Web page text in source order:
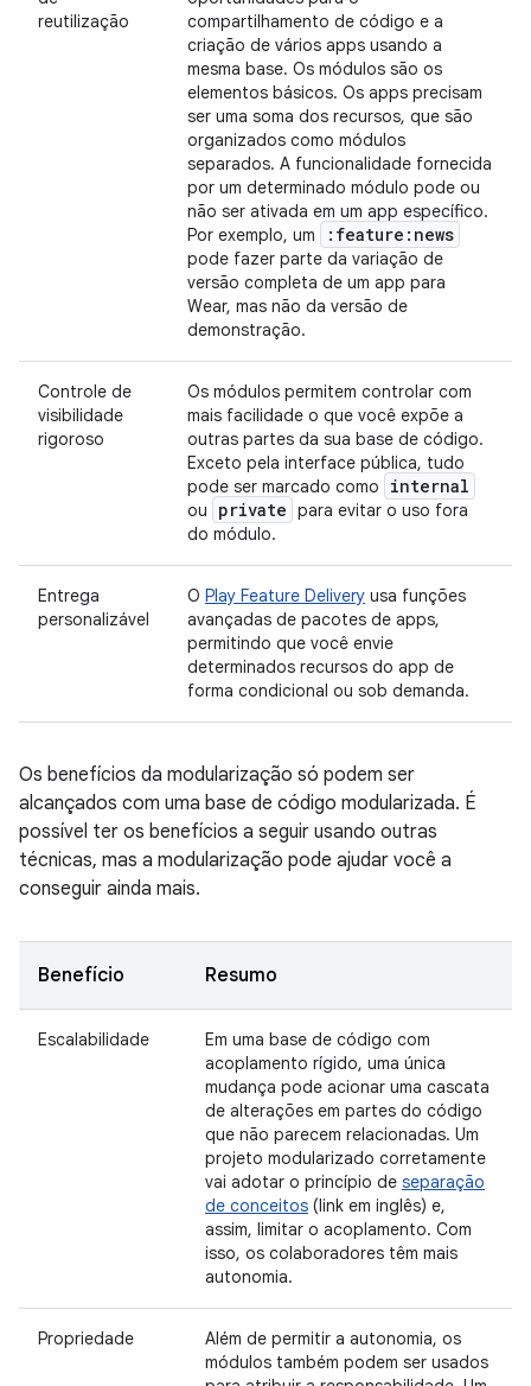
reutilização
compartilhamento de código e a
criação de vários apps usando a
mesma base. Os módulos são os
elementos básicos. Os apps precisam
ser uma soma dos recursos, que são
organizados como módulos
separados. A funcionalidade fornecida
por um determinado módulo pode ou
não ser ativada em um app específico.
Por exemplo, um
:feature:news
pode fazer parte da variação de
versão completa de um app para
Wear, mas não da versão de
demonstração.
Controle de
visibilidade
rigoroso
Os módulos permitem controlar com
mais facilidade o que você expõe a
outras partes da sua base de código.
Exceto pela interface pública, tudo
pode ser marcado como
internal
ou private para evitar o uso fora
do módulo.
Entrega
personalizável
O Play Feature Delivery usa funções
avançadas de pacotes de apps,
permitindo que você envie
determinados recursos do app de
forma condicional ou sob demanda.
Os benefícios da modularização só podem ser
alcançados com uma base de código modularizada. É
possível ter os benefícios a seguir usando outras
técnicas, mas a modularização pode ajudar você a
conseguir ainda mais.
Benefício Resumo
Escalabilidade
Em uma base de código com
acoplamento rígido, uma única
mudança pode acionar uma cascata
de alterações em partes do código
que não parecem relacionadas. Um
projeto modularizado corretamente
vai adotar o princípio de separação
de conceitos (link em inglês) e,
assim, limitar o acoplamento. Com
isso, os colaboradores têm mais
autonomia.
Propriedade
Além de permitir a autonomia, os
módulos também podem ser usados